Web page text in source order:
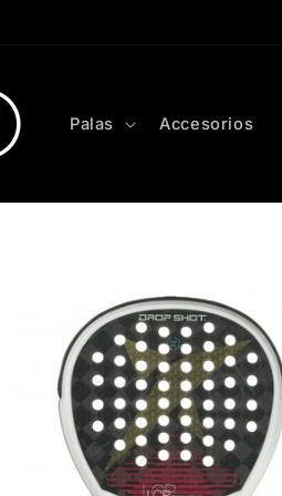
Palas Accesorios